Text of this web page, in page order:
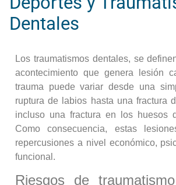
Dentales
Los traumatismos dentales, se
acontecimiento que genera lesión
trauma puede variar desde una
ruptura de labios hasta una fractura
incluso una fractura en los huesos
Como consecuencia, estas
repercusiones a nivel económico,
funcional.
Riesgos de